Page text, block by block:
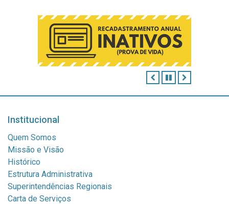
ANTERIOR
PAUSAR
Institucional
Quem Somos
Missão e Visão
Histórico
Estrutura Administrativa
Superintendências Regionais
Carta de Serviços